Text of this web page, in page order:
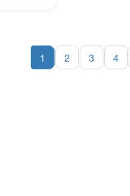
1 (current)
2 3 4